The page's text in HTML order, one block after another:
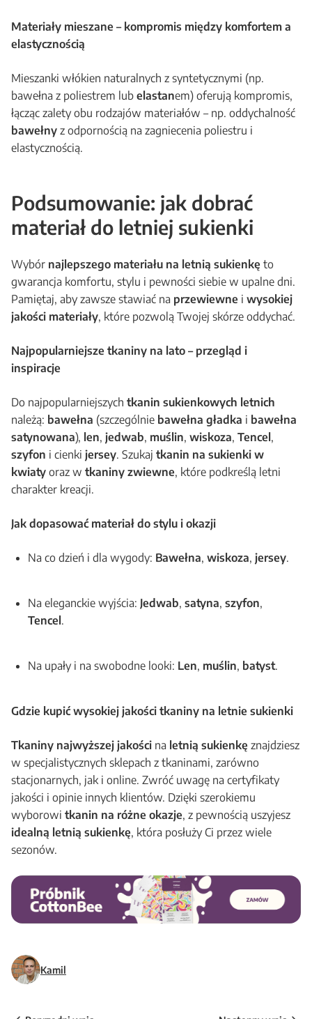
Materiały mieszane – kompromis między komfortem a
elastycznością
Mieszanki włókien naturalnych z syntetycznymi (np.
bawełna z poliestrem lub elastanem) oferują kompromis,
łącząc zalety obu rodzajów materiałów – np. oddychalność
bawełny z odpornością na zagniecenia poliestru i
elastycznością.
Podsumowanie: jak dobrać
materiał do letniej sukienki
Wybór najlepszego materiału na letnią sukienkę to
gwarancja komfortu, stylu i pewności siebie w upalne dni.
Pamiętaj, aby zawsze stawiać na przewiewne i wysokiej
jakości materiały, które pozwolą Twojej skórze oddychać.
Najpopularniejsze tkaniny na lato – przegląd i
inspiracje
Do najpopularniejszych tkanin sukienkowych letnich
należą: bawełna (szczególnie bawełna gładka i bawełna
satynowana), len, jedwab, muślin, wiskoza, Tencel ,
szyfon i cienki jersey. Szukaj tkanin na sukienki w
kwiaty oraz w tkaniny zwiewne, które podkreślą letni
charakter kreacji.
Jak dopasować materiał do stylu i okazji
Na co dzień i dla wygody: Bawełna, wiskoza, jersey.
Na eleganckie wyjścia: Jedwab, satyna, szyfon,
Tencel .
Na upały i na swobodne looki: Len, muślin, batyst.
Gdzie kupić wysokiej jakości tkaniny na letnie sukienki
Tkaniny najwyższej jakości na letnią sukienkę znajdziesz
w specjalistycznych sklepach z tkaninami, zarówno
stacjonarnych, jak i online. Zwróć uwagę na certyfikaty
jakości i opinie innych klientów. Dzięki szerokiemu
wyborowi tkanin na różne okazje, z pewnością uszyjesz
idealną letnią sukienkę, która posłuży Ci przez wiele
sezonów.
Kamil